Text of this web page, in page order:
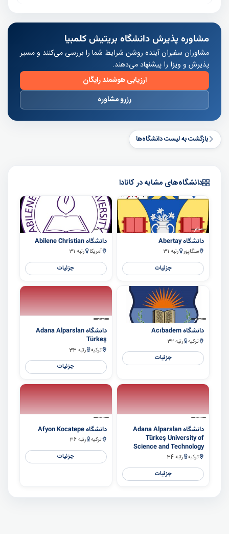
مشاوره پذیرش دانشگاه بریتیش کلمبیا
مشاوران سفیران آینده روشن شرایط شما را بررسی می‌کنند و مسیر
پذیرش و ویزا را پیشنهاد می‌دهند.
ارزیابی هوشمند رایگان
رزرو مشاوره
بازگشت به لیست دانشگاه‌ها
دانشگاه‌های مشابه در کانادا
سایر
دانشگاه Abertay
سنگاپور رتبه 31
جزئیات
سایر
دانشگاه Abilene Christian
آمریکا رتبه 31
جزئیات
سایر
دانشگاه Acıbadem
ترکیه رتبه 32
جزئیات
سایر
دانشگاه Adana Alparslan
Türkeş
ترکیه رتبه 33
جزئیات
سایر
دانشگاه Adana Alparslan
Türkeş University of
Science and Technology
ترکیه رتبه 34
جزئیات
سایر
دانشگاه Afyon Kocatepe
ترکیه رتبه 36
جزئیات